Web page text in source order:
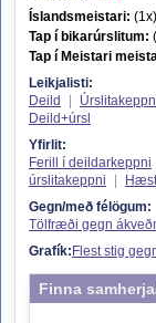
Íslandsmeistari:
Tap í bikarúrslitum:
Tap í Meistari
Leikjalisti:
Deild
Deild+úrsl
Yfirlit:
Ferill í deildarkeppni
úrslitakeppni
Gegn/með félögum:
Tölfræði gegn
Grafík: Flest stig
Finna